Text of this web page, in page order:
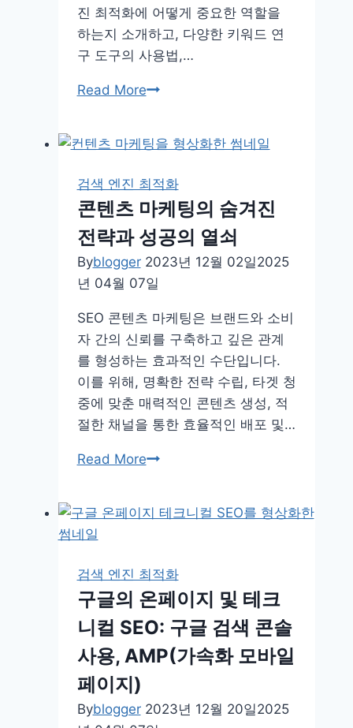
진 최적화에 어떻게 중요한 역할을
하는지 소개하고, 다양한 키워드 연
구 도구의 사용법,…
Read More키
마
터
클
래
스:
웹
이
트
를
슈
퍼
스
드
밀
전
략
검색 엔진 최적화
콘텐츠 마케팅의 숨겨진
전략과 성공의 열쇠
Byblogger 2023년 12월 02일2025
년 04월 07일
SEO 콘텐츠 마케팅은 브랜드와 소비
자 간의 신뢰를 구축하고 깊은 관계
를 형성하는 효과적인 수단입니다.
이를 위해, 명확한 전략 수립, 타겟 청
중에 맞춘 매력적인 콘텐츠 생성, 적
절한 채널을 통한 효율적인 배포 및…
Read More콘
마
의
숨
겨
진
과
검색 엔진 최적화
구글의 온페이지 및 테크
니컬 SEO: 구글 검색 콘솔
사용, AMP(가속화 모바일
페이지)
Byblogger 2023년 12월 20일2025